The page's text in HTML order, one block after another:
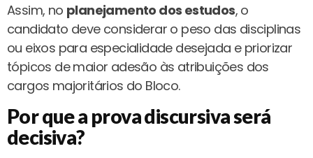
Assim, no planejamento dos estudos, o
candidato deve considerar o peso das disciplinas
ou eixos para especialidade desejada e priorizar
tópicos de maior adesão às atribuições dos
cargos majoritários do Bloco.
Por que a prova discursiva será
decisiva?